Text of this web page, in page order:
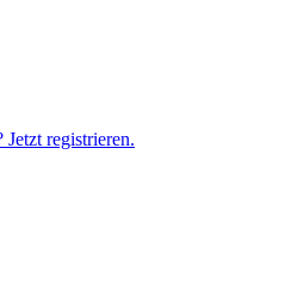
registrieren.